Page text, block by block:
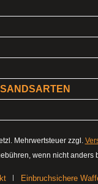
Mehrwertsteuer zzgl.
wenn nicht anders
Einbruchsichere